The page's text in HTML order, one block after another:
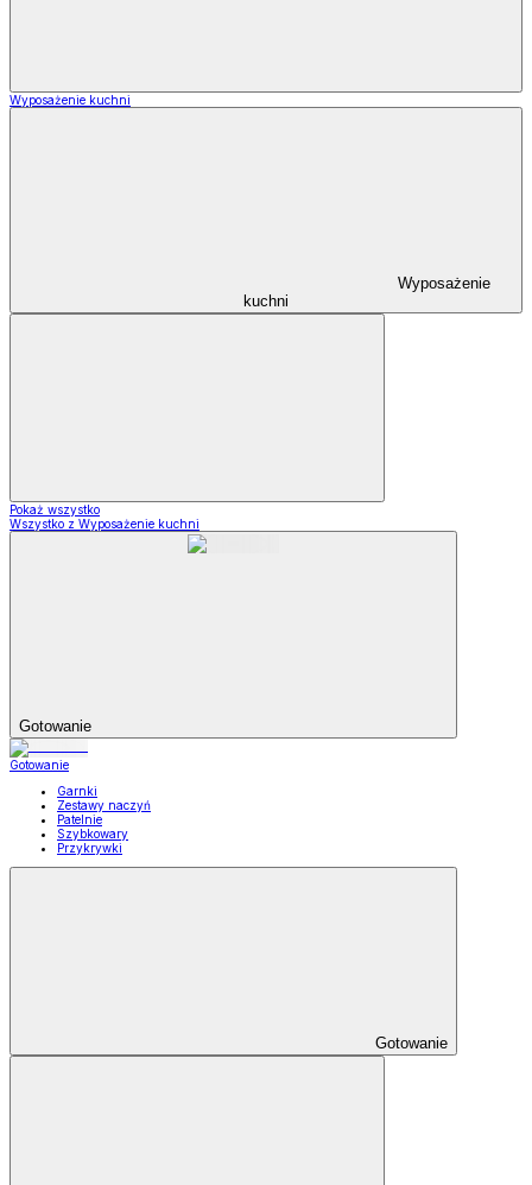
Wyposażenie kuchni
Wyposażenie
kuchni
Pokaż wszystko
Wszystko z Wyposażenie kuchni
Gotowanie
Gotowanie
Garnki
Zestawy naczyń
Patelnie
Szybkowary
Przykrywki
Gotowanie